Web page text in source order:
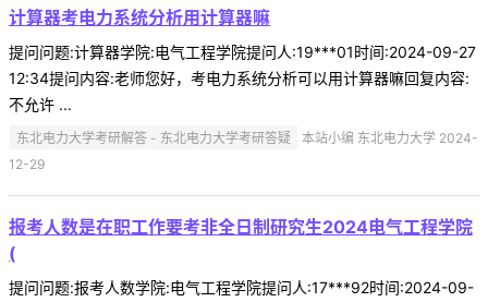
计算器考电力系统分析用计算器嘛
提问问题:计算器学院:电气工程学院提问人:19***01时间:2024-09-27
12:34提问内容:老师您好，考电力系统分析可以用计算器嘛回复内容:
不允许 ...
东北电力大学考研解答 - 东北电力大学考研答疑
本站小编 东北电力大学 2024-
12-29
报考人数是在职工作要考非全日制研究生2024电气工程学院
(
提问问题:报考人数学院:电气工程学院提问人:17***92时间:2024-09-